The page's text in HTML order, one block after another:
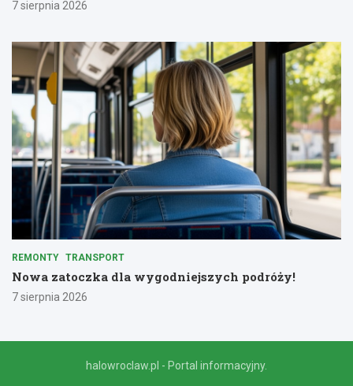
7 sierpnia 2026
REMONTY TRANSPORT
Nowa zatoczka dla wygodniejszych podróży!
7 sierpnia 2026
halowroclaw.pl - Portal informacyjny.